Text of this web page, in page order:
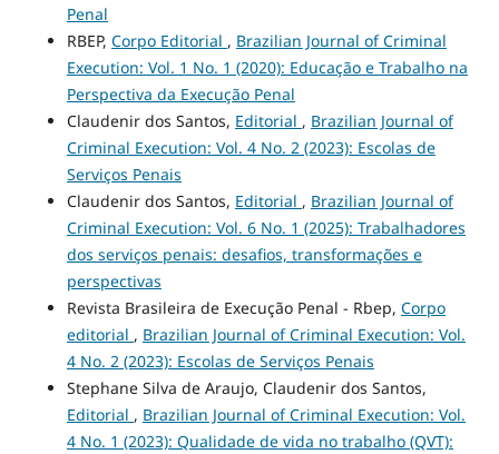
Penal
RBEP, Corpo Editorial , Brazilian Journal of Criminal
Execution: Vol. 1 No. 1 (2020): Educação e Trabalho na
Perspectiva da Execução Penal
Claudenir dos Santos, Editorial , Brazilian Journal of
Criminal Execution: Vol. 4 No. 2 (2023): Escolas de
Serviços Penais
Claudenir dos Santos, Editorial , Brazilian Journal of
Criminal Execution: Vol. 6 No. 1 (2025): Trabalhadores
dos serviços penais: desafios, transformações e
perspectivas
Revista Brasileira de Execução Penal - Rbep, Corpo
editorial , Brazilian Journal of Criminal Execution: Vol.
4 No. 2 (2023): Escolas de Serviços Penais
Stephane Silva de Araujo, Claudenir dos Santos,
Editorial , Brazilian Journal of Criminal Execution: Vol.
4 No. 1 (2023): Qualidade de vida no trabalho (QVT):